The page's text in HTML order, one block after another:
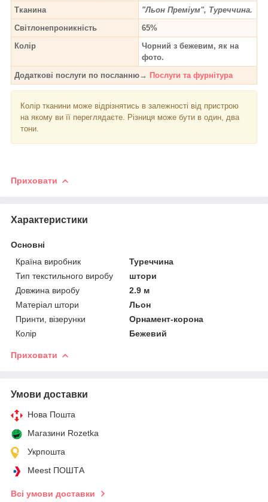
Тканина
"Льон Преміум", Туреччина.
Світлонепроникність
65%
Колір
Чорний з бежевим, як на
фото.
Додаткові послуги по посланню→ Послуги та фурнітура
Колір тканини може відрізнятись в залежності від пристрою
на якому ви її переглядаєте. Різниця може бути в один, два
тони.
Приховати
Характеристики
Основні
Країна виробник
Туреччина
Тип текстильного виробу
штори
Довжина виробу
2.9 м
Матеріал штори
Льон
Принти, візерунки
Орнамент-корона
Колір
Бежевий
Приховати
Умови доставки
Нова Пошта
Магазини Rozetka
Укрпошта
Meest ПОШТА
Всі умови доставки